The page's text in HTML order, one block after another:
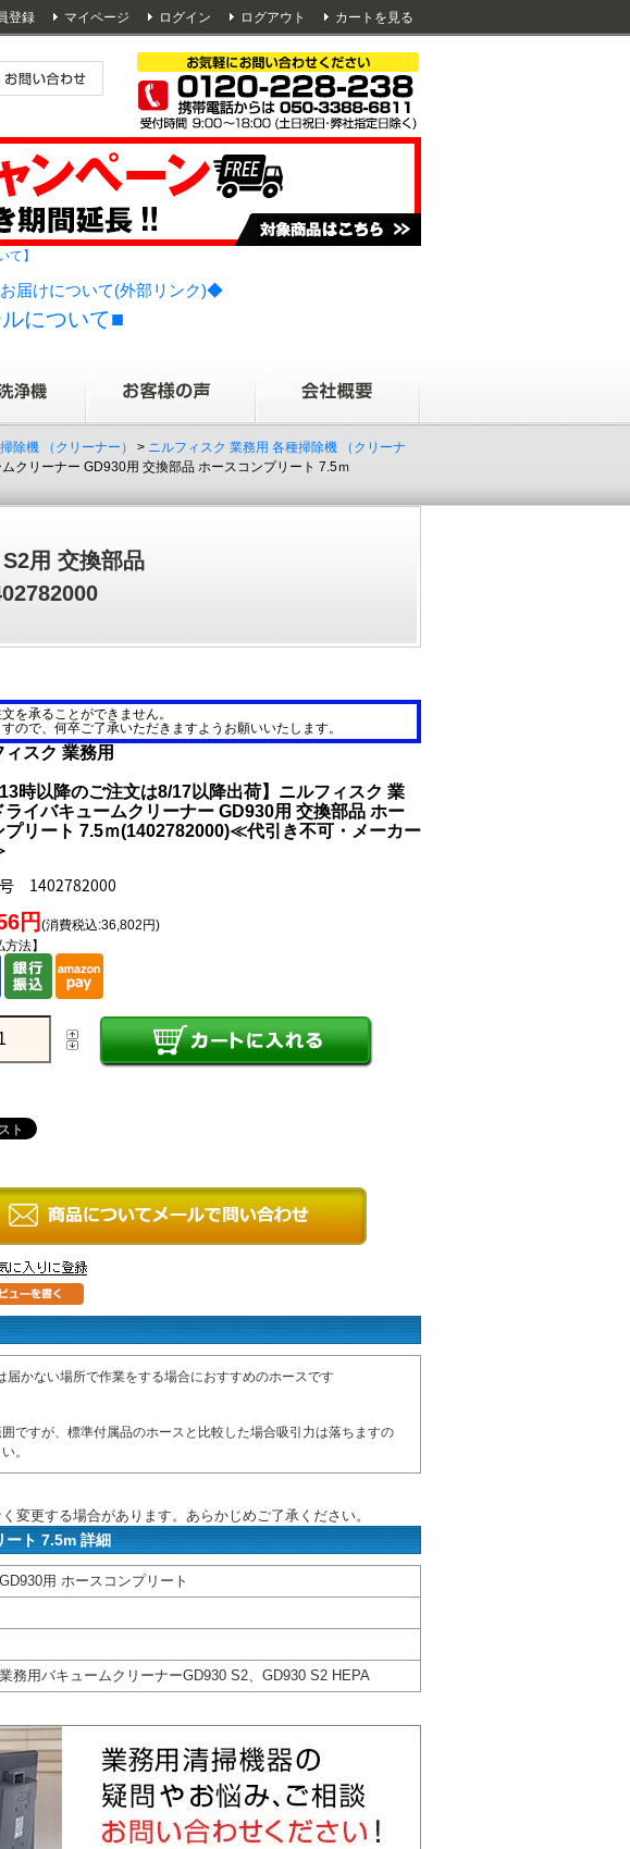
登録 マイページ ログイン ログアウト カートを見る
て】
届けについて(外部リンク)◆
について■
除機 （クリーナー） > ニルフィスク 業務用 各種掃除機 （クリーナ
クリーナー GD930用 交換部品 ホースコンプリート 7.5ｍ
用 交換部品
を承ることができません。
ので、何卒ご了承いただきますようお願いいたします。
ィスク 業務用
13時以降のご注文は8/17以降出荷】ニルフィスク 業
ライバキュームクリーナー GD930用 交換部品 ホー
プリート 7.5ｍ(1402782000)≪代引き不可・メーカー
1402782000
円 (消費税込:36,802円)
方法】
かない場所で作業をする場合におすすめのホースです
ですが、標準付属品のホースと比較した場合吸引力は落ちますの
。
変更する場合があります。あらかじめご了承ください。
ート 7.5m 詳細
用 ホースコンプリート
務用バキュームクリーナーGD930 S2、GD930 S2 HEPA